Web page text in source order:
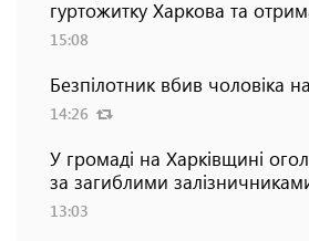
гуртожитку Харкова та
15:08
Безпілотник вбив чоловіка
14:26
У громаді на Харківщині
за загиблими
13:03